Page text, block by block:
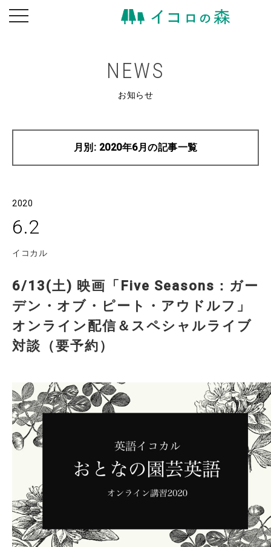
toggle
navigation
NEWS
お知らせ
月別: 2020年6月の記事一覧
2020
6.2
イコカル
6/13(土) 映画「Five Seasons：ガー
デン・オブ・ピート・アウドルフ」
オンライン配信＆スペシャルライブ
対談（要予約）